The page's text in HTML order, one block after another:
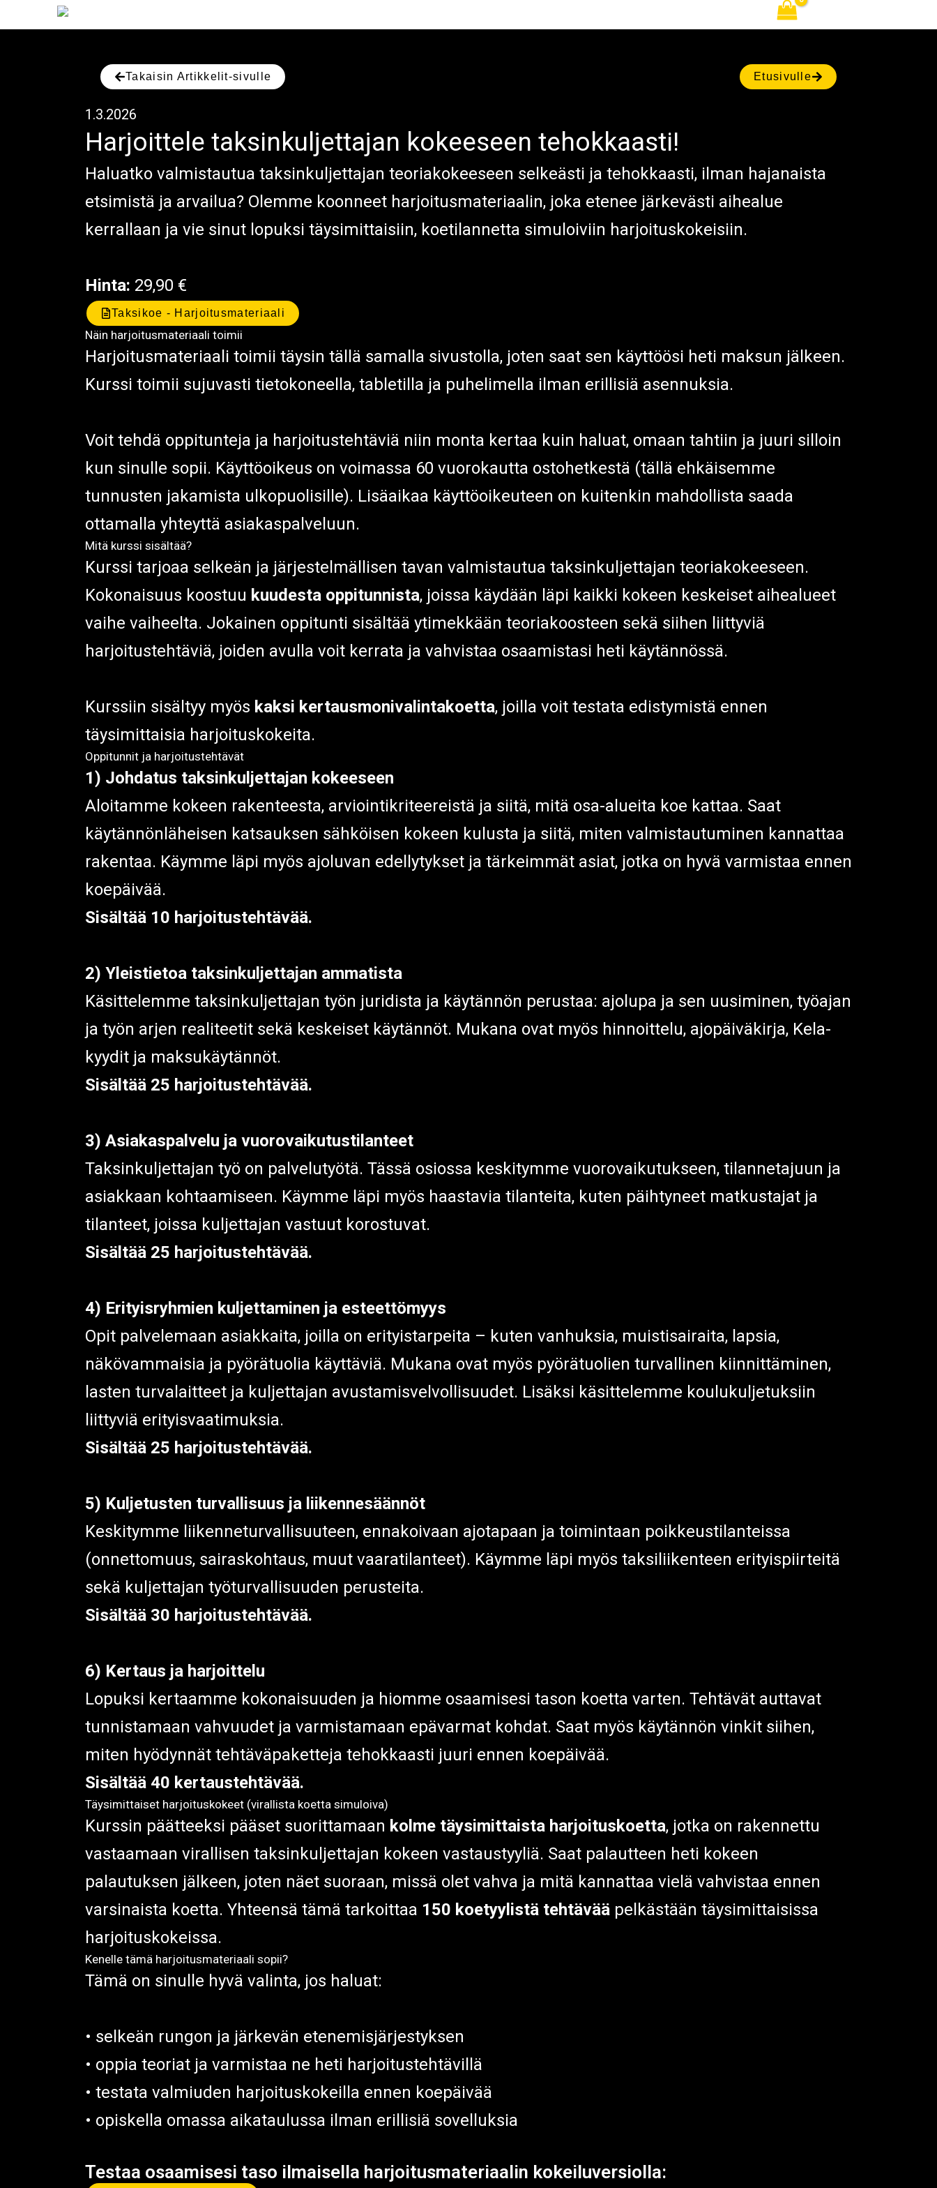
sisältöön
Harjoittele taksinkuljettajan kokeeseen tehokkaasti!
Takaisin Artikkelit-sivulle Etusivulle
1.3.2026
Harjoittele taksinkuljettajan kokeeseen tehokkaasti!
Haluatko valmistautua taksinkuljettajan teoriakokeeseen selkeästi ja tehokkaasti, ilman hajanaista
etsimistä ja arvailua? Olemme koonneet harjoitusmateriaalin, joka etenee järkevästi aihealue
kerrallaan ja vie sinut lopuksi täysimittaisiin, koetilannetta simuloiviin harjoituskokeisiin.
Hinta: 29,90 €
Taksikoe - Harjoitusmateriaali
Näin harjoitusmateriaali toimii
Harjoitusmateriaali toimii täysin tällä samalla sivustolla, joten saat sen käyttöösi heti maksun jälkeen.
Kurssi toimii sujuvasti tietokoneella, tabletilla ja puhelimella ilman erillisiä asennuksia.
Voit tehdä oppitunteja ja harjoitustehtäviä niin monta kertaa kuin haluat, omaan tahtiin ja juuri silloin
kun sinulle sopii. Käyttöoikeus on voimassa 60 vuorokautta ostohetkestä (tällä ehkäisemme
tunnusten jakamista ulkopuolisille). Lisäaikaa käyttöoikeuteen on kuitenkin mahdollista saada
ottamalla yhteyttä asiakaspalveluun.
Mitä kurssi sisältää?
Kurssi tarjoaa selkeän ja järjestelmällisen tavan valmistautua taksinkuljettajan teoriakokeeseen.
Kokonaisuus koostuu kuudesta oppitunnista, joissa käydään läpi kaikki kokeen keskeiset aihealueet
vaihe vaiheelta. Jokainen oppitunti sisältää ytimekkään teoriakoosteen sekä siihen liittyviä
harjoitustehtäviä, joiden avulla voit kerrata ja vahvistaa osaamistasi heti käytännössä.
Kurssiin sisältyy myös kaksi kertausmonivalintakoetta, joilla voit testata edistymistä ennen
täysimittaisia harjoituskokeita.
Oppitunnit ja harjoitustehtävät
1) Johdatus taksinkuljettajan kokeeseen
Aloitamme kokeen rakenteesta, arviointikriteereistä ja siitä, mitä osa-alueita koe kattaa. Saat
käytännönläheisen katsauksen sähköisen kokeen kulusta ja siitä, miten valmistautuminen kannattaa
rakentaa. Käymme läpi myös ajoluvan edellytykset ja tärkeimmät asiat, jotka on hyvä varmistaa ennen
koepäivää.
Sisältää 10 harjoitustehtävää.
2) Yleistietoa taksinkuljettajan ammatista
Käsittelemme taksinkuljettajan työn juridista ja käytännön perustaa: ajolupa ja sen uusiminen, työajan
ja työn arjen realiteetit sekä keskeiset käytännöt. Mukana ovat myös hinnoittelu, ajopäiväkirja, Kela-
kyydit ja maksukäytännöt.
Sisältää 25 harjoitustehtävää.
3) Asiakaspalvelu ja vuorovaikutustilanteet
Taksinkuljettajan työ on palvelutyötä. Tässä osiossa keskitymme vuorovaikutukseen, tilannetajuun ja
asiakkaan kohtaamiseen. Käymme läpi myös haastavia tilanteita, kuten päihtyneet matkustajat ja
tilanteet, joissa kuljettajan vastuut korostuvat.
Sisältää 25 harjoitustehtävää.
4) Erityisryhmien kuljettaminen ja esteettömyys
Opit palvelemaan asiakkaita, joilla on erityistarpeita – kuten vanhuksia, muistisairaita, lapsia,
näkövammaisia ja pyörätuolia käyttäviä. Mukana ovat myös pyörätuolien turvallinen kiinnittäminen,
lasten turvalaitteet ja kuljettajan avustamisvelvollisuudet. Lisäksi käsittelemme koulukuljetuksiin
liittyviä erityisvaatimuksia.
Sisältää 25 harjoitustehtävää.
5) Kuljetusten turvallisuus ja liikennesäännöt
Keskitymme liikenneturvallisuuteen, ennakoivaan ajotapaan ja toimintaan poikkeustilanteissa
(onnettomuus, sairaskohtaus, muut vaaratilanteet). Käymme läpi myös taksiliikenteen erityispiirteitä
sekä kuljettajan työturvallisuuden perusteita.
Sisältää 30 harjoitustehtävää.
6) Kertaus ja harjoittelu
Lopuksi kertaamme kokonaisuuden ja hiomme osaamisesi tason koetta varten. Tehtävät auttavat
tunnistamaan vahvuudet ja varmistamaan epävarmat kohdat. Saat myös käytännön vinkit siihen,
miten hyödynnät tehtäväpaketteja tehokkaasti juuri ennen koepäivää.
Sisältää 40 kertaustehtävää.
Täysimittaiset harjoituskokeet (virallista koetta simuloiva)
Kurssin päätteeksi pääset suorittamaan kolme täysimittaista harjoituskoetta, jotka on rakennettu
vastaamaan virallisen taksinkuljettajan kokeen vastaustyyliä. Saat palautteen heti kokeen
palautuksen jälkeen, joten näet suoraan, missä olet vahva ja mitä kannattaa vielä vahvistaa ennen
varsinaista koetta. Yhteensä tämä tarkoittaa 150 koetyylistä tehtävää pelkästään täysimittaisissa
harjoituskokeissa.
Kenelle tämä harjoitusmateriaali sopii?
Tämä on sinulle hyvä valinta, jos haluat:
• selkeän rungon ja järkevän etenemisjärjestyksen
• oppia teoriat ja varmistaa ne heti harjoitustehtävillä
• testata valmiuden harjoituskokeilla ennen koepäivää
• opiskella omassa aikataulussa ilman erillisiä sovelluksia
Testaa osaamisesi taso ilmaisella harjoitusmateriaalin kokeiluversiolla: